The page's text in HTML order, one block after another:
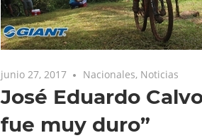
junio 27, 2017 Nacionales, Noticias
José Eduardo
fue muy duro”